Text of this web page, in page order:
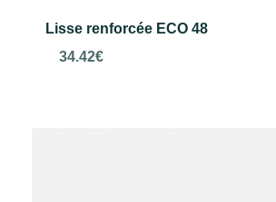
Lisse renforcée ECO 48
34.42€